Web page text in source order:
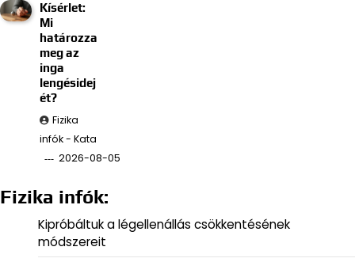
Kísérlet:
Mi
határozza
meg az
inga
lengésidej
ét?
Fizika
infók - Kata
2026-08-05
Fizika infók:
Kipróbáltuk a légellenállás csökkentésének
módszereit